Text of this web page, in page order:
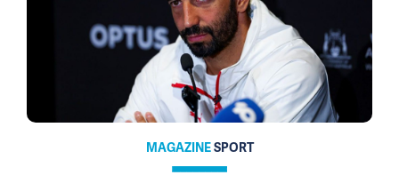
MAGAZINESPORT